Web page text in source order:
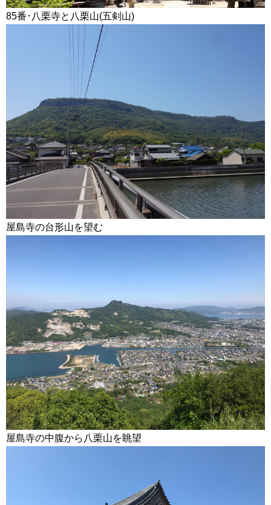
85番･八栗寺と八栗山(五剣山)
屋島寺の台形山を望む
屋島寺の中腹から八栗山を眺望